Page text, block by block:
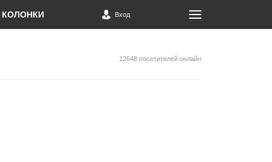
КОЛОНКИ Вход
12648 посетителей онлайн